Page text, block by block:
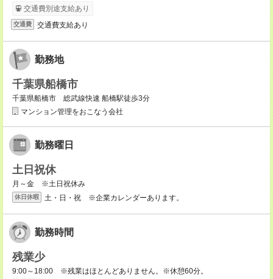
交通費別途支給あり
交通費 交通費支給あり
勤務地
千葉県船橋市
千葉県船橋市 総武線快速 船橋駅徒歩3分
マンション管理をおこなう会社
勤務曜日
土日祝休
月～金 ※土日祝休み
休日休暇 土・日・祝 ※企業カレンダーあります。
勤務時間
残業少
9:00～18:00 ※残業はほとんどありません。※休憩60分。